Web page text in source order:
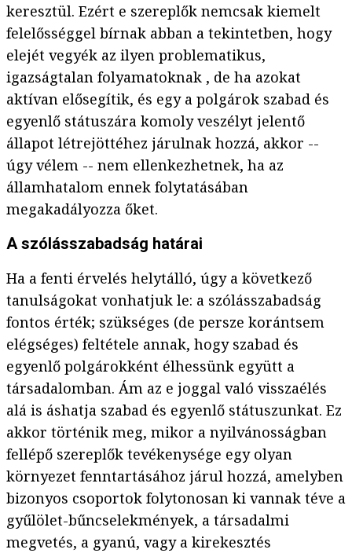
keresztül. Ezért e szereplők nemcsak kiemelt
felelősséggel bírnak abban a tekintetben, hogy
elejét vegyék az ilyen problematikus,
igazságtalan folyamatoknak , de ha azokat
aktívan elősegítik, és egy a polgárok szabad és
egyenlő státuszára komoly veszélyt jelentő
állapot létrejöttéhez járulnak hozzá, akkor --
úgy vélem -- nem ellenkezhetnek, ha az
államhatalom ennek folytatásában
megakadályozza őket.
A szólásszabadság határai
Ha a fenti érvelés helytálló, úgy a következő
tanulságokat vonhatjuk le: a szólásszabadság
fontos érték; szükséges (de persze korántsem
elégséges) feltétele annak, hogy szabad és
egyenlő polgárokként élhessünk együtt a
társadalomban. Ám az e joggal való visszaélés
alá is áshatja szabad és egyenlő státuszunkat. Ez
akkor történik meg, mikor a nyilvánosságban
fellépő szereplők tevékenysége egy olyan
környezet fenntartásához járul hozzá, amelyben
bizonyos csoportok folytonosan ki vannak téve a
gyűlölet-bűncselekmények, a társadalmi
megvetés, a gyanú, vagy a kirekesztés